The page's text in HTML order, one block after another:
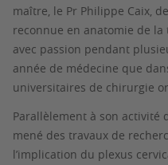
maître, le Pr Philippe Caix,
reconnue en anatomie de la
avec passion pendant
année de médecine que
universitaires de chirurgie
Parallèlement à son activité
mené des travaux de
l’implication du plexus